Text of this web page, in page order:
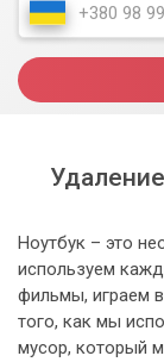
Ноутбук – это
используем
фильмы, играем
того, как мы
мусор, который